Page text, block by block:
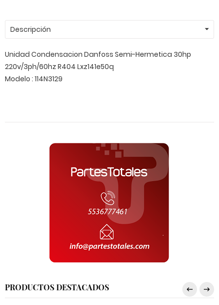
Descripción
Unidad Condensacion Danfoss Semi-Hermetica 30hp
220v/3ph/60hz R404 Lxz141e50q
Modelo : 114N3129
PRODUCTOS DESTACADOS